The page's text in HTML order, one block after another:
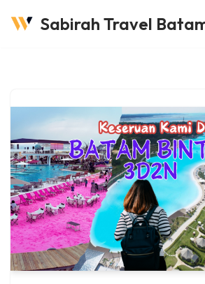
Sabirah Travel